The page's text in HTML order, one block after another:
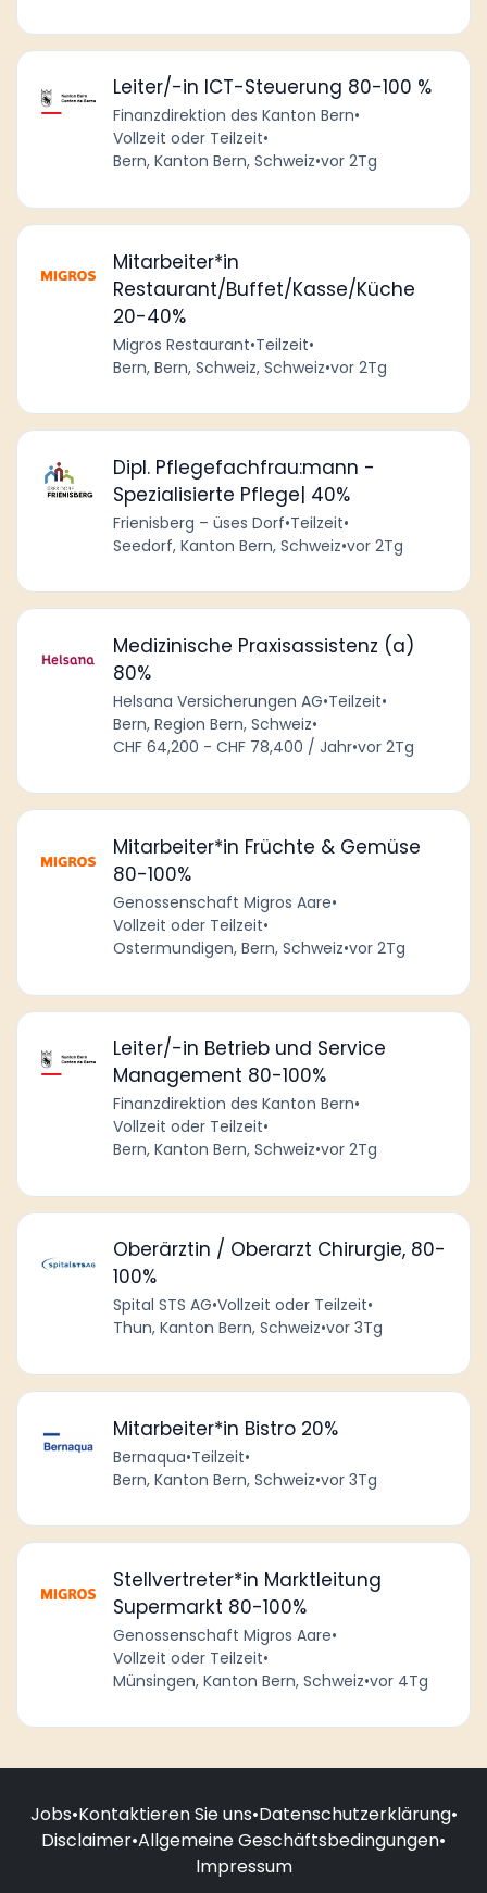
Leiter/-in ICT-Steuerung 80-100 %
Finanzdirektion des Kanton Bern•
Vollzeit oder Teilzeit•
Bern, Kanton Bern, Schweiz•vor 2Tg
Mitarbeiter*in
Restaurant/Buffet/Kasse/Küche
20-40%
Migros Restaurant•Teilzeit•
Bern, Bern, Schweiz, Schweiz•vor 2Tg
Dipl. Pflegefachfrau:mann -
Spezialisierte Pflege| 40%
Frienisberg – üses Dorf•Teilzeit•
Seedorf, Kanton Bern, Schweiz•vor 2Tg
Medizinische Praxisassistenz (a)
80%
Helsana Versicherungen AG•Teilzeit•
Bern, Region Bern, Schweiz•
CHF 64,200 - CHF 78,400 / Jahr•vor 2Tg
Mitarbeiter*in Früchte & Gemüse
80-100%
Genossenschaft Migros Aare•
Vollzeit oder Teilzeit•
Ostermundigen, Bern, Schweiz•vor 2Tg
Leiter/-in Betrieb und Service
Management 80-100%
Finanzdirektion des Kanton Bern•
Vollzeit oder Teilzeit•
Bern, Kanton Bern, Schweiz•vor 2Tg
Oberärztin / Oberarzt Chirurgie, 80-
100%
Spital STS AG•Vollzeit oder Teilzeit•
Thun, Kanton Bern, Schweiz•vor 3Tg
Mitarbeiter*in Bistro 20%
Bernaqua•Teilzeit•
Bern, Kanton Bern, Schweiz•vor 3Tg
Stellvertreter*in Marktleitung
Supermarkt 80-100%
Genossenschaft Migros Aare•
Vollzeit oder Teilzeit•
Münsingen, Kanton Bern, Schweiz•vor 4Tg
Jobs•Kontaktieren Sie uns•Datenschutzerklärung•
Disclaimer•Allgemeine Geschäftsbedingungen•
Impressum